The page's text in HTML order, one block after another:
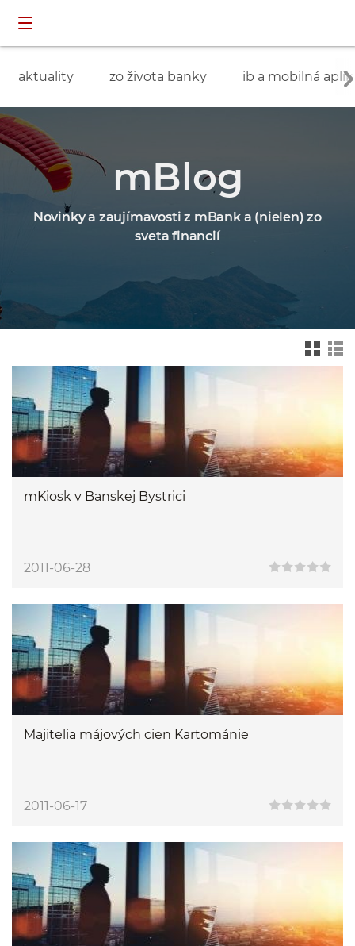
aktuality zo života banky ib a mobilná
mBlog
Novinky a zaujímavosti z mBank a (nielen) zo
sveta financií
widok drz
ewa
felkowy
mKiosk v Banskej Bystrici
2011-06-28
Majitelia májových cien Kartománie
2011-06-17